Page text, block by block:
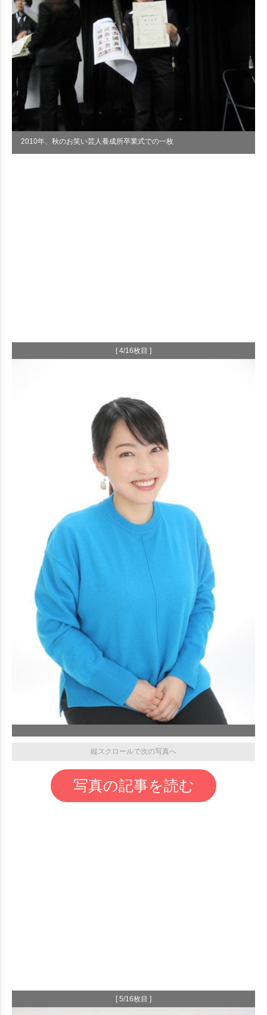
2010年、秋のお笑い芸人養成所卒業式での一枚
[ 4/16枚目 ]
縦スクロールで次の写真へ
写真の記事を読む
[ 5/16枚目 ]